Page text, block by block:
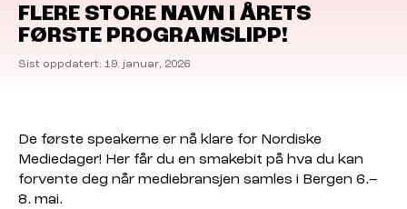
FLERE STORE NAVN I ÅRETS
FØRSTE PROGRAMSLIPP!
Sist oppdatert: 19. januar, 2026
De første speakerne er nå klare for Nordiske
Mediedager! Her får du en smakebit på hva du kan
forvente deg når mediebransjen samles i Bergen 6.–
8. mai.